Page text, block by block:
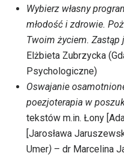
Wybierz własny
młodość i zdrowie.
Twoim życiem. Zastąp
Elżbieta Zubrzycka
Psychologiczne)
Oswajanie
poezjoterapia w
tekstów m.in. Łony
[Jarosława
Umer) – dr Marcelina